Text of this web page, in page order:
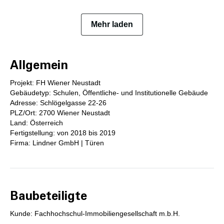
Mehr laden
Allgemein
Projekt: FH Wiener Neustadt
Gebäudetyp: Schulen, Öffentliche- und Institutionelle Gebäude
Adresse: Schlögelgasse 22-26
PLZ/Ort: 2700 Wiener Neustadt
Land: Österreich
Fertigstellung: von 2018 bis 2019
Firma: Lindner GmbH | Türen
Baubeteiligte
Kunde: Fachhochschul-Immobiliengesellschaft m.b.H.